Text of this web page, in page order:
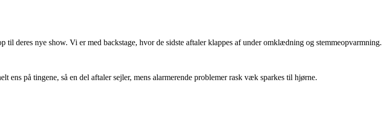
deres nye show. Vi er med backstage, hvor de sidste aftaler klappes af under omklædning og stemmeopvarmning.
på tingene, så en del aftaler sejler, mens alarmerende problemer rask væk sparkes til hjørne.